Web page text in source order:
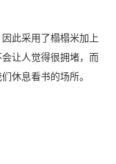
此采用了榻榻米加上
让人觉得很拥堵，而
休息看书的场所。